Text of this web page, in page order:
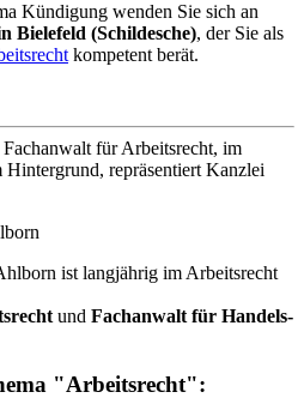
Kündigung wenden Sie sich an
Bielefeld (Schildesche), der Sie als
kompetent berät.
ist langjährig im Arbeitsrecht
und Fachanwalt für Handels-
"Arbeitsrecht":